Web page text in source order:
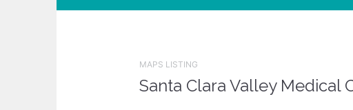
MAPS LISTING
Santa Clara Valley Medical